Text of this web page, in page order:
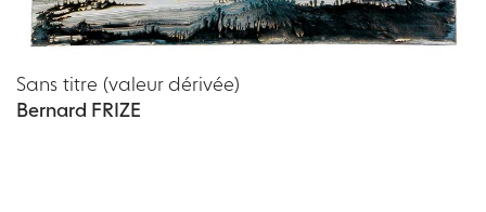
Sans titre (valeur dérivée)
Bernard FRIZE